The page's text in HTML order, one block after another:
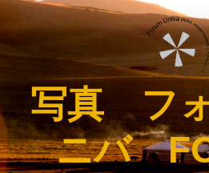
コ
ン
テ
ツ
ス
キ
ッ
写真 フ
ニバ